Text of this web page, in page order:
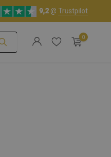
9,2 @ Trustpilot
0